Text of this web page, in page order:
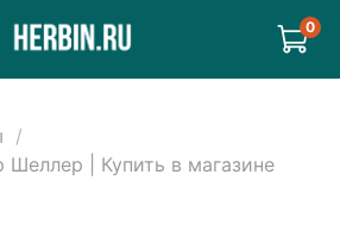
0
Шеллер | Купить в магазине